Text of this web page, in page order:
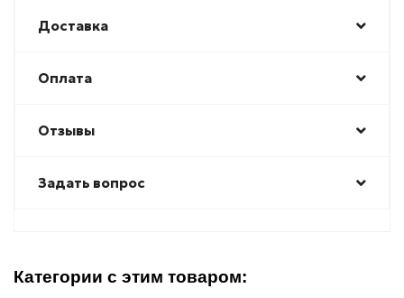
Доставка
Оплата
Отзывы
Задать вопрос
Категории с этим товаром: